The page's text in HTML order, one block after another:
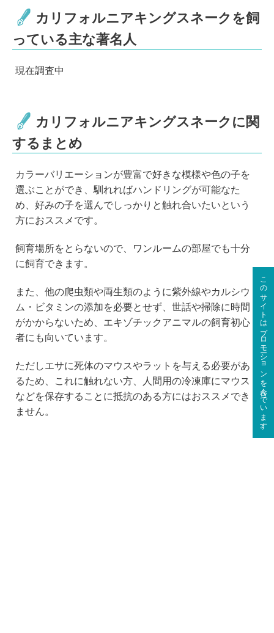
カリフォルニアキングスネークを飼
っている主な著名人
現在調査中
カリフォルニアキングスネークに関
するまとめ
カラーバリエーションが豊富で好きな模様や色の子を
選ぶことができ、馴れればハンドリングが可能なた
め、好みの子を選んでしっかりと触れ合いたいという
方におススメです。
飼育場所をとらないので、ワンルームの部屋でも十分
に飼育できます。
また、他の爬虫類や両生類のように紫外線やカルシウ
ム・ビタミンの添加を必要とせず、世話や掃除に時間
がかからないため、エキゾチックアニマルの飼育初心
者にも向いています。
ただしエサに死体のマウスやラットを与える必要があ
るため、これに触れない方、人間用の冷凍庫にマウス
などを保存することに抵抗のある方にはおススメでき
ません。
このサイトはプロモーションを含んでいます。